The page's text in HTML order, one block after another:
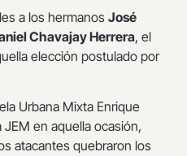
a los hermanos José
Chavajay Herrera, el
elección postulado por
Urbana Mixta Enrique
en aquella ocasión,
atacantes quebraron los